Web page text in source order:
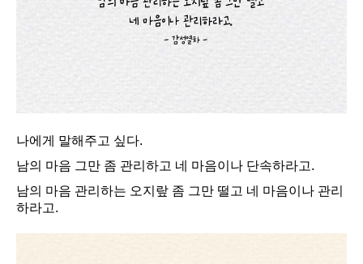
나에게 말해주고 싶다.
남의 마음 그만 좀 관리하고 네 마음이나 단속하라고.
남의 마음 관리하는 오지랖 좀 그만 떨고 네 마음이나 관리
하라고.